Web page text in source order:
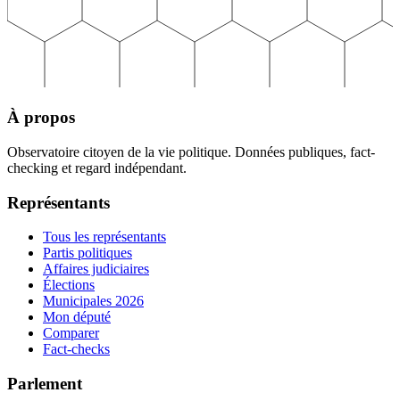
À propos
Observatoire citoyen de la vie politique. Données publiques, fact-
checking et regard indépendant.
Représentants
Tous les représentants
Partis politiques
Affaires judiciaires
Élections
Municipales 2026
Mon député
Comparer
Fact-checks
Parlement